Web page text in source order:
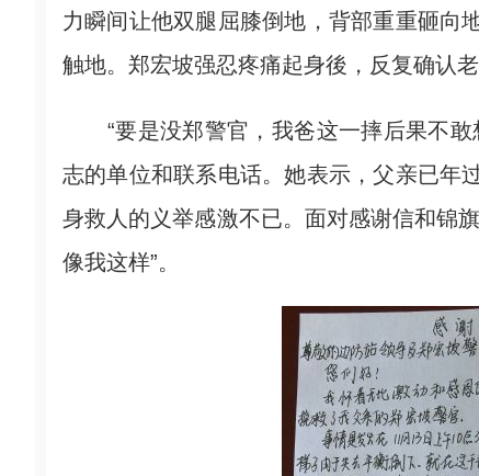
力瞬间让他双腿屈膝倒地，背部重重砸向
触地。郑宏坡强忍疼痛起身後，反复确认
“要是没郑警官，我爸这一摔后果不敢
志的单位和联系电话。她表示，父亲已年
身救人的义举感激不已。面对感谢信和锦
像我这样”。